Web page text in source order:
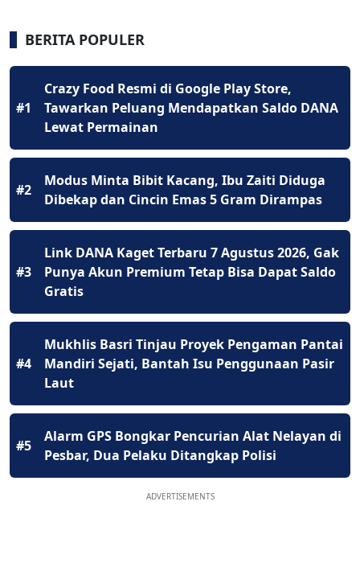
BERITA POPULER
#1
Crazy Food Resmi di Google Play Store,
Tawarkan Peluang Mendapatkan Saldo DANA
Lewat Permainan
#2
Modus Minta Bibit Kacang, Ibu Zaiti Diduga
Dibekap dan Cincin Emas 5 Gram Dirampas
#3
Link DANA Kaget Terbaru 7 Agustus 2026, Gak
Punya Akun Premium Tetap Bisa Dapat Saldo
Gratis
#4
Mukhlis Basri Tinjau Proyek Pengaman Pantai
Mandiri Sejati, Bantah Isu Penggunaan Pasir
Laut
#5
Alarm GPS Bongkar Pencurian Alat Nelayan di
Pesbar, Dua Pelaku Ditangkap Polisi
ADVERTISEMENTS